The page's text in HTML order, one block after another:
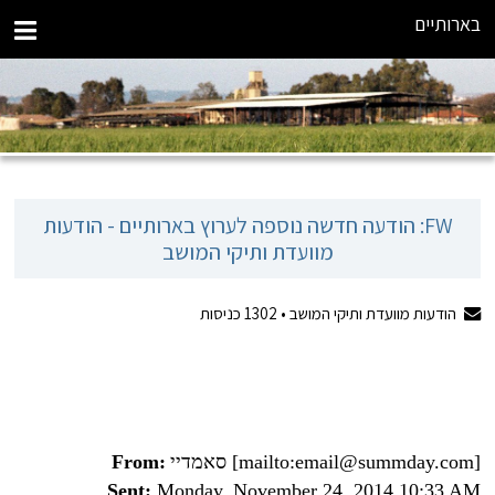
בארותיים
FW: הודעה חדשה נוספה לערוץ בארותיים - הודעות
מוועדת ותיקי המושב
הודעות מוועדת ותיקי המושב • 1302כניסות
From: סאמדיי [mailto:email@summday.com]
Sent: Monday, November 24, 2014 10:33 AM